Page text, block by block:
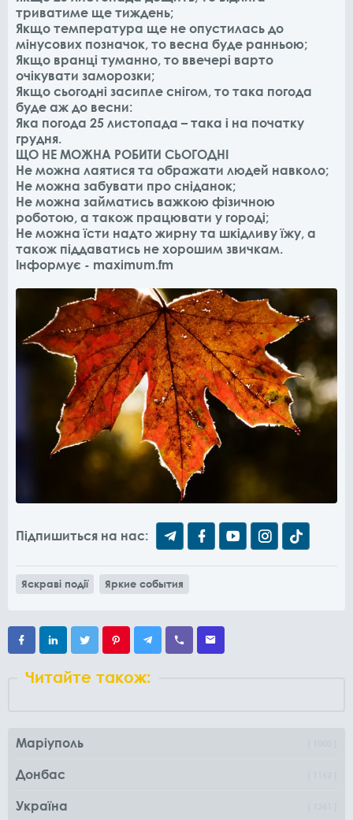
триватиме ще тиждень;
Якщо температура ще не опустилась до
мінусових позначок, то весна буде ранньою;
Якщо вранці туманно, то ввечері варто
очікувати заморозки;
Якщо сьогодні засипле снігом, то така погода
буде аж до весни:
Яка погода 25 листопада – така і на початку
грудня.
ЩО НЕ МОЖНА РОБИТИ СЬОГОДНІ
Не можна лаятися та ображати людей навколо;
Не можна забувати про сніданок;
Не можна займатись важкою фізичною
роботою, а також працювати у городі;
Не можна їсти надто жирну та шкідливу їжу, а
також піддаватись не хорошим звичкам.
Інформує - maximum.fm
Підпишиться на нас:
Яскраві події Яркие события
Читайте також:
Маріуполь
Донбас
Україна